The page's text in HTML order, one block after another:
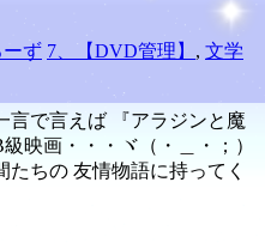
ず 7、【DVD管理】 , 文学
言で言えば 『アラジンと魔
映画・・・ヾ（・＿・；）
たちの 友情物語に持ってく